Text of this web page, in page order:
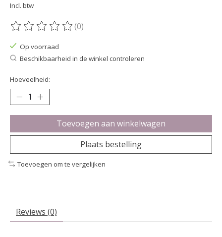
Incl. btw
De beoordeling van dit product is
(0)
Op voorraad
Beschikbaarheid in de winkel controleren
Hoeveelheid:
Toevoegen aan winkelwagen
Plaats bestelling
Toevoegen om te vergelijken
Reviews (0)